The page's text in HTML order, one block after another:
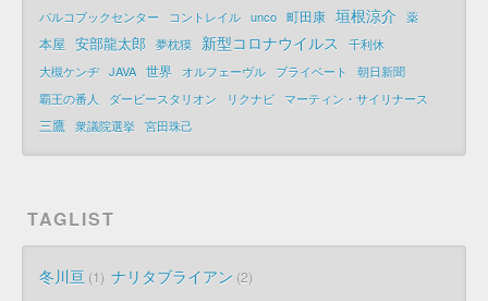
パルコブックセンター
コントレイル unco 町田康 垣根涼介 薬
本屋 安部龍太郎 夢枕獏 新型コロナウイルス
千利休
大槻ケンヂ JAVA 世界 オルフェーヴル プライベート
朝日新聞
覇王の番人
ダービースタリオン リクナビ マーティン・サイリナース
三鷹 衆議院選挙 宮田珠己
TAGLIST
冬川亘 1 ナリタブライアン 2